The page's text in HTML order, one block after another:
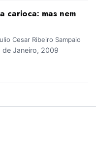
carioca: mas nem
Cesar Ribeiro Sampaio
de Janeiro, 2009